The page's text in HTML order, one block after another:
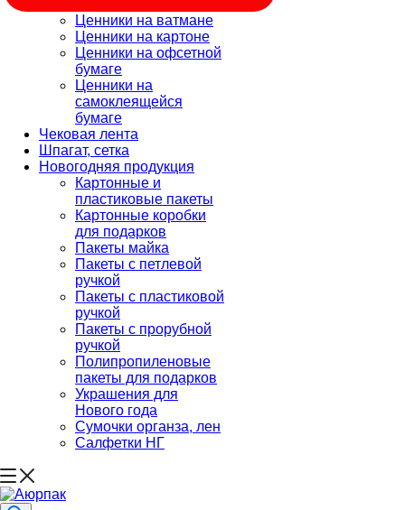
Ценники на ватмане
Ценники на картоне
Ценники на офсетной
бумаге
Ценники на
самоклеящейся
бумаге
Чековая лента
Шпагат, сетка
Новогодняя продукция
Картонные и
пластиковые пакеты
Картонные коробки
для подарков
Пакеты майка
Пакеты с петлевой
ручкой
Пакеты с пластиковой
ручкой
Пакеты с прорубной
ручкой
Полипропиленовые
пакеты для подарков
Украшения для
Нового года
Сумочки органза, лен
Салфетки НГ